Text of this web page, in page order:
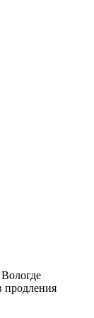
продления